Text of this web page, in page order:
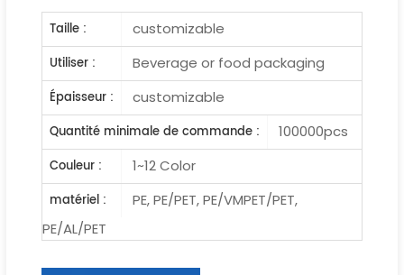
Taille :
customizable
Utiliser :
Beverage or food packaging
Épaisseur :
customizable
Quantité minimale de commande :
100000pcs
Couleur :
1~12 Color
matériel :
PE, PE/PET, PE/VMPET/PET,
PE/AL/PET